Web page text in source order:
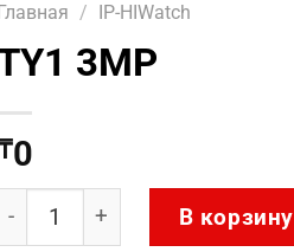
/ IP-HIWatch
3MP
0
Количество товара TY1 3MP
В корзину